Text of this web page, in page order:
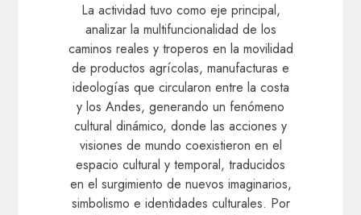
La actividad tuvo como eje principal,
analizar la multifuncionalidad de los
caminos reales y troperos en la movilidad
de productos agrícolas, manufacturas e
ideologías que circularon entre la costa
y los Andes, generando un fenómeno
cultural dinámico, donde las acciones y
visiones de mundo coexistieron en el
espacio cultural y temporal, traducidos
en el surgimiento de nuevos imaginarios,
simbolismo e identidades culturales. Por